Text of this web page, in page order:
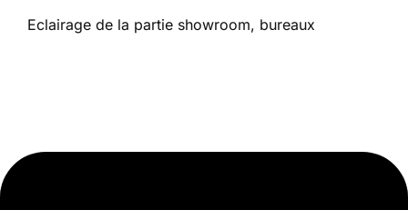
Eclairage de la partie showroom, bureaux